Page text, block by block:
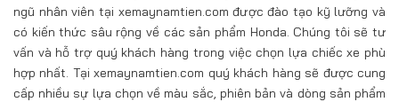
ngũ nhân viên tại xemaynamtien.com được đào tạo kỹ lưỡng và
có kiến thức sâu rộng về các sản phẩm Honda. Chúng tôi sẽ tư
vấn và hỗ trợ quý khách hàng trong việc chọn lựa chiếc xe phù
hợp nhất. Tại xemaynamtien.com quý khách hàng sẽ được cung
cấp nhiều sự lựa chọn về màu sắc, phiên bản và dòng sản phẩm